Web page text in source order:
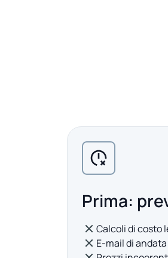
Prima:
Calcoli di costo
E-mail di